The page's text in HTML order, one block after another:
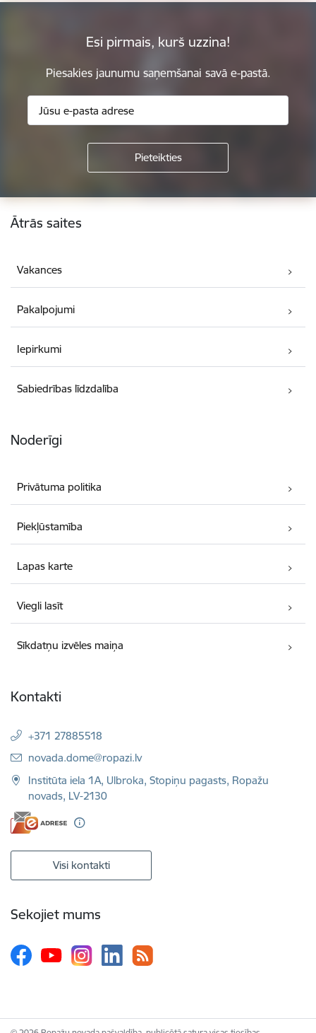
Esi pirmais, kurš uzzina!
Piesakies jaunumu saņemšanai savā e-pastā.
Kājene
Ātrās saites
Vakances
Pakalpojumi
Iepirkumi
Sabiedrības līdzdalība
Noderīgi
Privātuma politika
Piekļūstamība
Lapas karte
Viegli lasīt
Sīkdatņu izvēles maiņa
Kontakti
+371 27885518
E-pasts:
novada.dome@ropazi.lv
Institūta iela 1A, Ulbroka, Stopiņu pagasts, Ropažu
novads, LV-2130
Visi kontakti
Sekojiet mums